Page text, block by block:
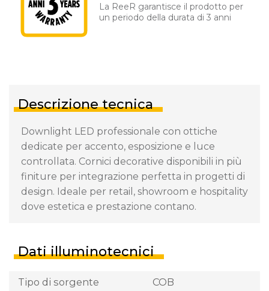
La ReeR garantisce il prodotto per
un periodo della durata di 3 anni
Descrizione tecnica
Downlight LED professionale con ottiche
dedicate per accento, esposizione e luce
controllata. Cornici decorative disponibili in più
finiture per integrazione perfetta in progetti di
design. Ideale per retail, showroom e hospitality
dove estetica e prestazione contano.
Dati illuminotecnici
Tipo di sorgente
COB